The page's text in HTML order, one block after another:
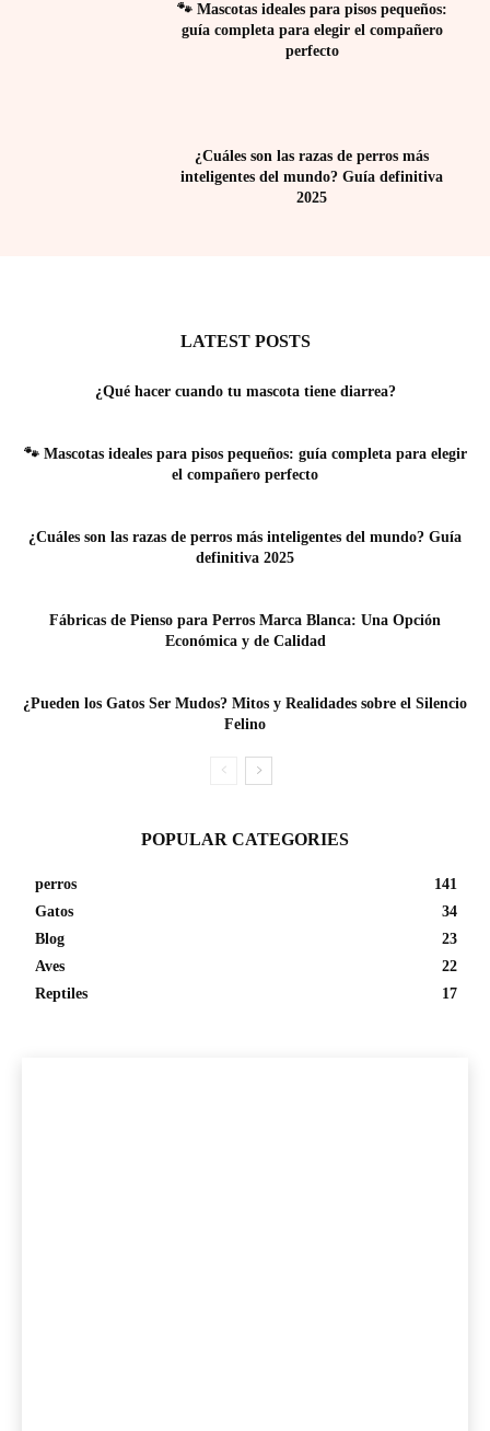
🐾 Mascotas ideales para pisos pequeños:
guía completa para elegir el compañero
perfecto
¿Cuáles son las razas de perros más
inteligentes del mundo? Guía definitiva
2025
LATEST POSTS
¿Qué hacer cuando tu mascota tiene diarrea?
🐾 Mascotas ideales para pisos pequeños: guía completa para elegir
el compañero perfecto
¿Cuáles son las razas de perros más inteligentes del mundo? Guía
definitiva 2025
Fábricas de Pienso para Perros Marca Blanca: Una Opción
Económica y de Calidad
¿Pueden los Gatos Ser Mudos? Mitos y Realidades sobre el Silencio
Felino
POPULAR CATEGORIES
perros
141
Gatos
34
Blog
23
Aves
22
Reptiles
17